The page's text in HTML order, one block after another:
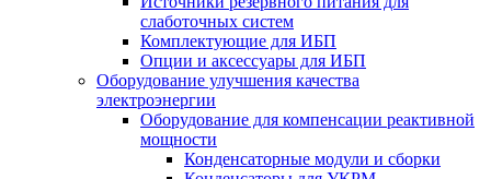
слаботочных систем
Комплектующие для ИБП
Опции и аксессуары для ИБП
Оборудование улучшения качества
электроэнергии
Оборудование для компенсации реактивной
мощности
Конденсаторные модули и сборки